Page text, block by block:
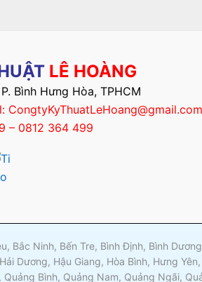
LÊ HOÀNG
Bình Hưng Hòa, TPHCM
– 0812 364 499
Bắc Ninh, Bến Tre, Bình Định, Bình
Hậu Giang, Hòa Bình, Hưng
Bình, Quảng Nam, Quảng Ngãi,